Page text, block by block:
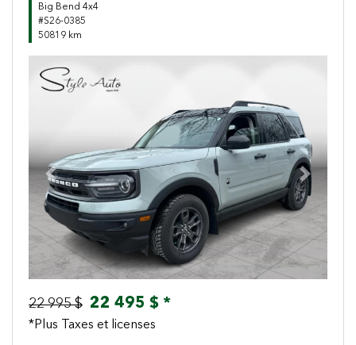
Big Bend 4x4
#S26-0385
50819 km
Previous Next
22 995 $ 22 495 $ *
*Plus Taxes et licenses